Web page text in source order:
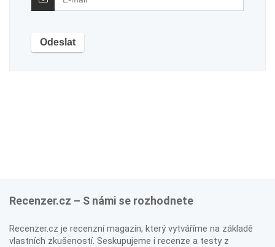
Recenzer.cz – S námi se rozhodnete
Recenzer.cz je recenzní magazín, který vytváříme na základě
vlastních zkušeností. Seskupujeme i recenze a testy z